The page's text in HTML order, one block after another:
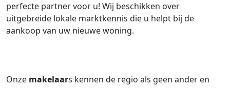
perfecte partner voor u! Wij beschikken over
uitgebreide lokale marktkennis die u helpt bij de
aankoop van uw nieuwe woning.
Onze makelaars kennen de regio als geen ander en